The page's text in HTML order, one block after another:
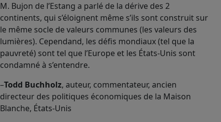
M. Bujon de l’Estang a parlé de la dérive des 2
continents, qui s’éloignent même s’ils sont construit sur
le même socle de valeurs communes (les valeurs des
lumières). Cependand, les défis mondiaux (tel que la
pauvreté) sont tel que l’Europe et les États-Unis sont
condamné à s’entendre.
–Todd Buchholz, auteur, commentateur, ancien
directeur des politiques économiques de la Maison
Blanche, États-Unis